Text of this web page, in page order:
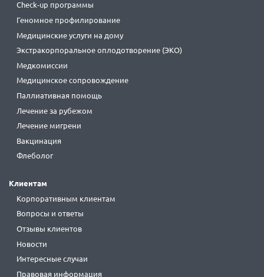
Check-up программы
Геномное профилирование
Медицинские услуги на дому
Экстракорпоральное оплодотворение (ЭКО)
Медкомиссии
Медицинское сопровождение
Паллиативная помощь
Лечение за рубежом
Лечение мигрени
Вакцинация
Флеболог
Клиентам
Корпоративным клиентам
Вопросы и ответы
Отзывы клиентов
Новости
Интересные случаи
Правовая информация